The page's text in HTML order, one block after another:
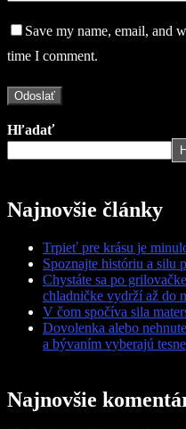
Save my name, email, and
time I comment.
Hľadať
Najnovšie články
Trpieť pre krásu je
Spoznajte históriu a silu
Chystáte sa po
chladničke vydrží až do
V čom spočíva sila
Dovolenka alebo
a bývaním vyberajú tesne
Najnovšie